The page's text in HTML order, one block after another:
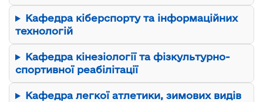
Кафедра кіберспорту та інформаційних
технологій
Кафедра кінезіології та фізкультурно-
спортивної реабілітації
Кафедра легкої атлетики, зимових видів